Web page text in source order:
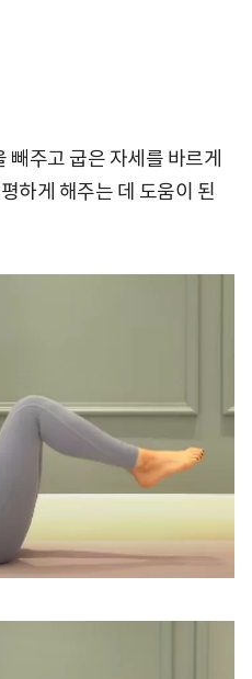
빼주고 굽은 자세를 바르게
하게 해주는 데 도움이 된